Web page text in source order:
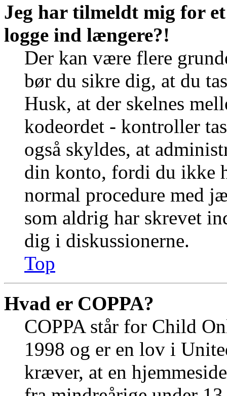
Jeg har tilmeldt mig for
logge ind længere?!
Der kan være flere
bør du sikre dig, at du
Husk, at der skelnes
kodeordet - kontroller
også skyldes, at
din konto, fordi du ikke
normal procedure med
som aldrig har skrevet
dig i diskussionerne.
Top
Hvad er COPPA?
COPPA står for Child
1998 og er en lov i
kræver, at en